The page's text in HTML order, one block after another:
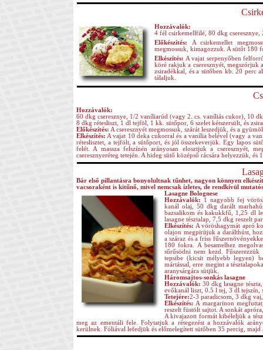
Hozzávalók:
4 fél csirkemellfilé, 80 dkg cseresznye,
Előkészítés:
A csirkemellet
megmossuk, kimagozzuk. A sütőt 180
Elkészítés: A vajat serpenyőben
köré rakjuk a cseresznyét, megszórjuk
zsiradékkal, és a sütőben kb. 20 perc
tálaljuk.
Hozzávalók:
60 dkg cseresznye, 1/2 vaníliarúd (vagy 2. cs. vaníliás cukor), 10
8 dkg rétesliszt, 1 dl tejföl, 1 kk. sütőpor, 6 szelet kétszersült, és
Előkészítés: A cseresznyét megmossuk, szárát leszedjük, és a
Elkészítés: A vajat 10 deka cukorral és a vanília belével (vagy a
réteslisztet, a tejfölt, a sütőport, és jól összekeverjük. Egy lapos
felét. A massza felszínén arányosan elosztjuk a cseresznyét,
cseresznyeréteg tetején. A hideg sütő középső rácsára helyezzük,
Bár első pillantásra bonyolultnak tűnhet, nagyon könnyen
vacsoraként is kitűnő, mivel nemcsak ízletes, de rendkívül
Lasagne Bolognese
Hozzávalók: 1 nagyobb fej
kanál olaj, 50 dkg darált
bazsalikom és kakukkfű, 1,25 dl
lasagne tésztalap, 7,5 dkg reszelt
Elkészítés: A vöröshagymát apró
olajon megpirítjuk a darálthúst,
a száraz és a friss
180 fokra. A besamelhez
sűrűsödni nem kezd.
tepsibe (kicsit mélyebb legyen)
mártással, erre megint a
aranysárgára sütjük.
Háromsajtos-sonkás lasagne
Hozzávalók: 30 dkg lasagne
evőkanál liszt, 0.5 l tej, 3 dl tejszín,
Tetejére:2-3 paradicsom, 3 dkg
Elkészítés: A margarinon
reszelt füstölt sajtot. A sonkát
A kivajazott formát kibéleljük a
meg az ementáli fele. Folytatjuk a rétegezést a hozzávalók
kerülnek. Fóliával lefedjük és előmelegített sütőben 35 percig,